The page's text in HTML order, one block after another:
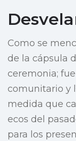
Como se
de la cápsula
ceremonia;
comunitario y
medida que
ecos del
para los